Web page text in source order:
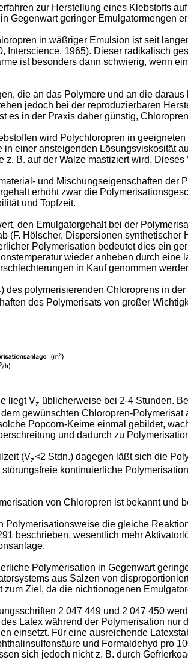
zur Herstellung eines Klebstoffs
Gegenwart geringer Emulgatormengen
in wäßriger Emulsion ist seit
Interscience, 1965). Dieser radikalisch
ist besonders dann schwierig, wenn
die an das Polymere und an die
jedoch bei der reproduzierbaren
es in der Praxis daher günstig,
wird Polychloropren in
in einer ansteigenden Lösungsviskosität
B. auf der Walze mastiziert wird.
und Mischungseigenschaften der
erhöht zwar die
und Topfzeit.
den Emulgatorgehalt bei der
(F. Hölscher, Dispersionen
Polymerisation bedeutet dies ein
wieder anheben durch
in Kauf genommen
) des polymerisierenden Chloroprens in
des Polymerisats von großer
liegt Vz üblicherweise bei 2-4 Stunden.
gewünschten Chloropren-
Popcorn-Keime einmal gebildet,
und dadurch zu
(Vz<2 Stdn.) dagegen läßt sich die
kontinuierliche
von Chloropren ist bekannt und
Polymerisationsweise die gleiche
beschrieben, wesentlich mehr
Polymerisation in Gegenwart
aus Salzen von
zum Ziel, da die nichtionogenen
2 047 449 und 2 047 450
Latex während der Polymerisation
einsetzt. Für eine ausreichende
und Formaldehyd pro
sich jedoch nicht z. B. durch